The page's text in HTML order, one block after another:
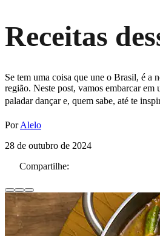
Receitas
Se tem uma coisa que une o Brasil, é a
região. Neste post, vamos embarcar em
paladar dançar e, quem sabe, até te
PorAlelo
28 de outubro de 2024
Compartilhe: